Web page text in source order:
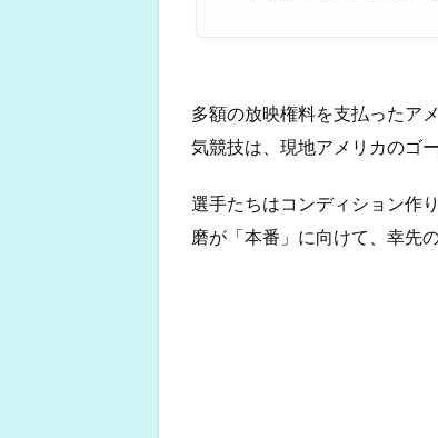
多額の放映権料を支払ったア
気競技は、現地アメリカのゴ
選手たちはコンディション作
磨が「本番」に向けて、幸先